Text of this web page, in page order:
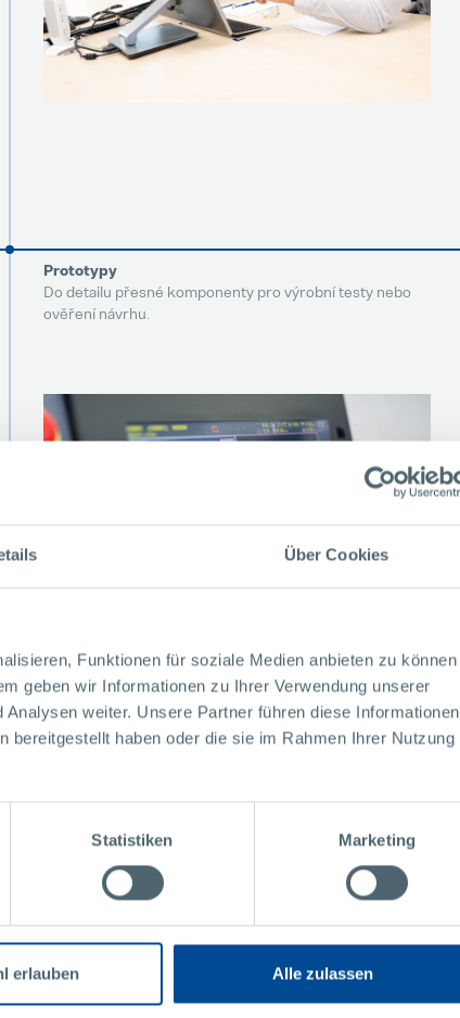
Über Cookies
Funktionen für soziale Medien anbieten zu können
geben wir Informationen zu Ihrer Verwendung unserer
weiter. Unsere Partner führen diese Informationen
haben oder die sie im Rahmen Ihrer Nutzung
Statistiken Marketing
erlauben Alle zulassen
Prototypy
Do detailu přesné komponenty pro výrobní testy nebo
ověření návrhu.
Sériová výroba
Plast, kov a elektronika jsou spojovány do komplexních
součástek s optimálními náklady.